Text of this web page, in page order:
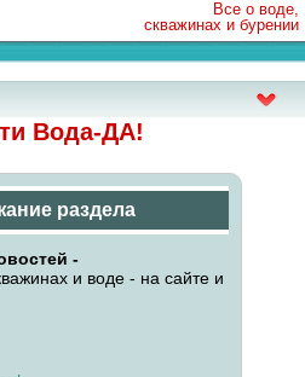
Все о воде,
скважинах и бурении
Вода-ДА!
раздела
-
и воде - на сайте и